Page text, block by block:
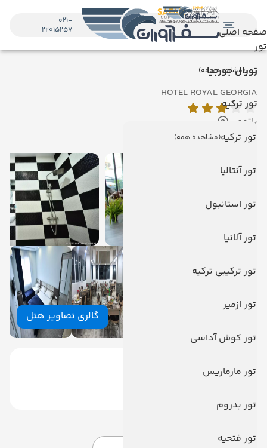
صفحه اصلی
تور
تور(مشاهده همه)
تور ترکیه
تور ترکیه(مشاهده همه)
تور آنتالیا
تور استانبول
تور آلانیا
تور ترکیبی ترکیه
تور ازمیر
تور کوش آداسی
تور مارماریس
تور بدروم
تور فتحیه
021-
22015257
رویال جورجیا
HOTEL ROYAL GEORGIA
باتومی
نمایش روی نقشه
گالری تصاویر هتل